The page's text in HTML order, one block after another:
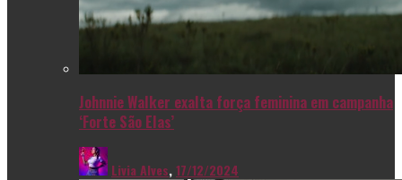
Johnnie Walker exalta força feminina em campanha
‘Forte São Elas’
Livia Alves,17/12/2024